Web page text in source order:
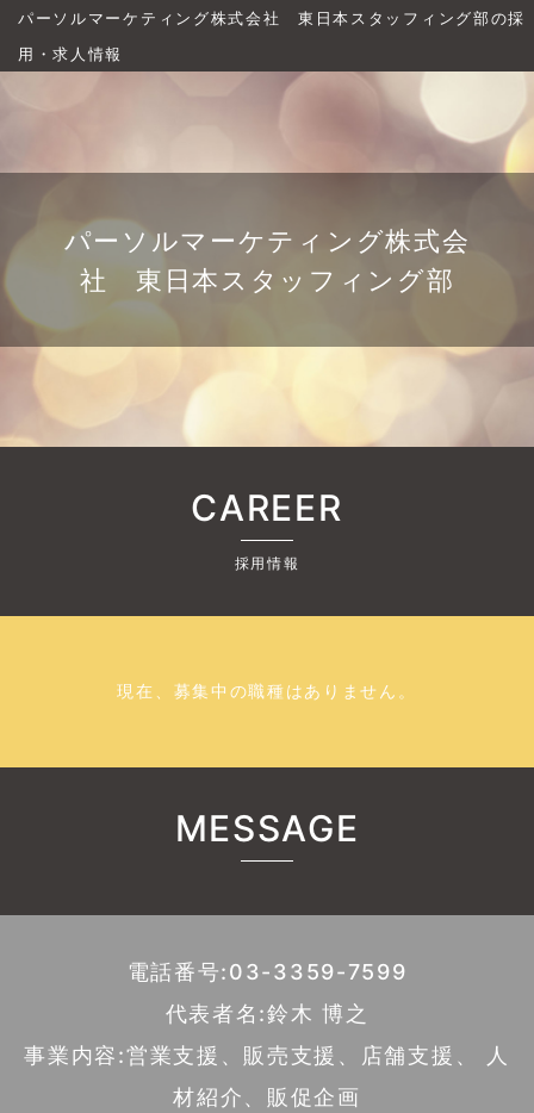
パーソルマーケティング株式会社 東日本スタッフィング部の採
用・求人情報
パーソルマーケティング株式会
社 東日本スタッフィング部
CAREER
採用情報
現在、募集中の職種はありません。
MESSAGE
電話番号:03-3359-7599
代表者名:鈴木 博之
事業内容:営業支援、販売支援、店舗支援、 人
材紹介、販促企画